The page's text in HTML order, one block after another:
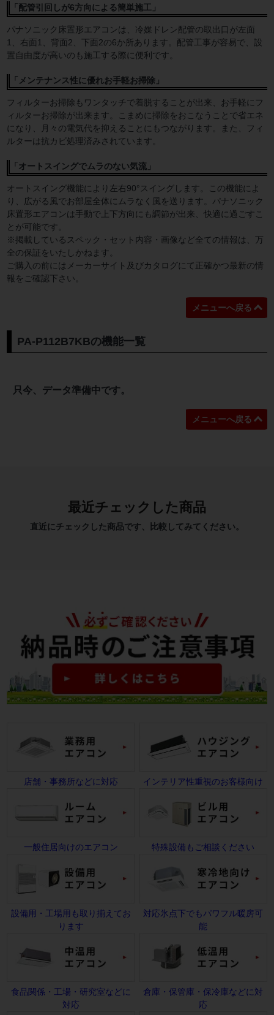
「配管引回しが6方向による簡単施工」
パナソニック床置形エアコンは、冷媒ドレン配管の取出口が左面
1、右面1、背面2、下面2の6か所あります。配管工事が容易で、設
置自由度が高いのも施工する際に便利です。
「メンテナンス性に優れお手軽お掃除」
フィルターお掃除もワンタッチで着脱することが出来、お手軽にフ
ィルターお掃除が出来ます。こまめに掃除をおこなうことで省エネ
になり、月々の電気代を抑えることにもつながります。また、フィ
ルターは抗カビ処理済みされています。
「オートスイングでムラのない気流」
オートスイング機能により左右90°スイングします。この機能によ
り、広がる風でお部屋全体にムラなく風を送ります。パナソニック
床置形エアコンは手動で上下方向にも調節が出来、快適に過ごすこ
とが可能です。
※掲載しているスペック・セット内容・画像など全ての情報は、万
全の保証をいたしかねます。
ご購入の前にはメーカーサイト及びカタログにて正確かつ最新の情
報をご確認下さい。
メニューへ戻る
PA-P112B7KBの機能一覧
只今、データ準備中です。
メニューへ戻る
最近チェックした商品
直近にチェックした商品です、比較してみてください。
店舗・事務所などに対応 インテリア性重視のお客様向け
一般住居向けのエアコン 特殊設備もご相談ください
設備用・工場用も取り揃えてお
ります
対応氷点下でもパワフル暖房可
能
食品関係・工場・研究室などに
対応
倉庫・保管庫・保冷庫などに対
応